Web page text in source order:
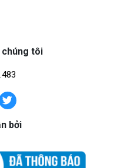
chúng tôi
bởi